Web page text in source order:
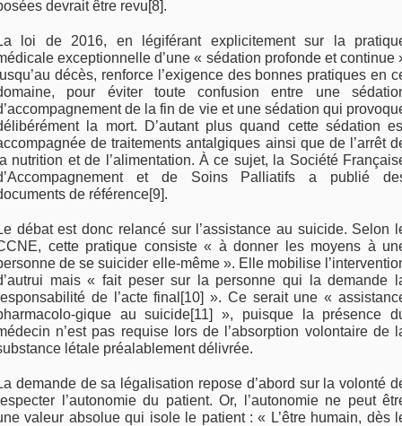
devrait être revu[8].
loi de 2016, en légiférant explicitement sur la
exceptionnelle d’une « sédation profonde et continue
décès, renforce l’exigence des bonnes pratiques en
pour éviter toute confusion entre une
de la fin de vie et une sédation qui
la mort. D’autant plus quand cette sédation
de traitements antalgiques ainsi que de l’arrêt
nutrition et de l’alimentation. À ce sujet, la Société
et de Soins Palliatifs a publié
de référence[9].
débat est donc relancé sur l’assistance au suicide. Selon
cette pratique consiste « à donner les moyens à
de se suicider elle-même ». Elle mobilise
mais « fait peser sur la personne qui la demande
de l’acte final[10] ». Ce serait une «
gique au suicide[11] », puisque la présence
n’est pas requise lors de l’absorption volontaire de
létale préalablement délivrée.
demande de sa légalisation repose d’abord sur la volonté
l’autonomie du patient. Or, l’autonomie ne peut
valeur absolue qui isole le patient : « L’être humain, dès